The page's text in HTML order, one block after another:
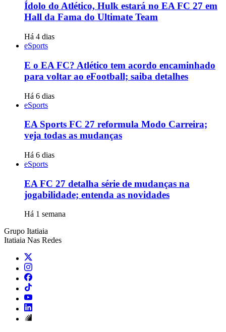
Ídolo do Atlético, Hulk estará no EA FC 27 em
Hall da Fama do Ultimate Team
Há 4 dias
eSports
E o EA FC? Atlético tem acordo encaminhado
para voltar ao eFootball; saiba detalhes
Há 6 dias
eSports
EA Sports FC 27 reformula Modo Carreira;
veja todas as mudanças
Há 6 dias
eSports
EA FC 27 detalha série de mudanças na
jogabilidade; entenda as novidades
Há 1 semana
Grupo Itatiaia
Itatiaia Nas Redes